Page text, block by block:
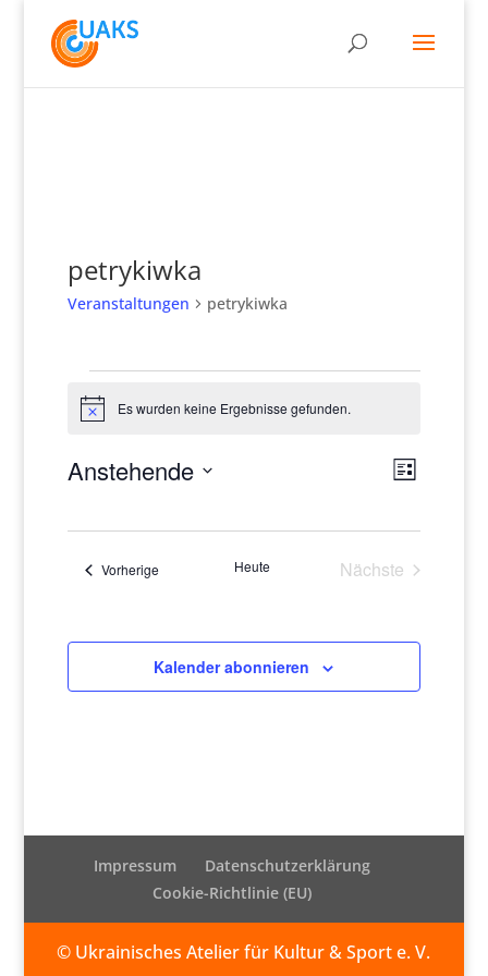
petrykiwka
Veranstaltungen petrykiwka
Veranstaltungen
HinweisEs wurden keine Ergebnisse gefunden.
Liste
Anstehende
wählen.
Vorherige Veranstaltungen
Heute
Nächste
Kalender abonnieren
Impressum
Datenschutzerklärung
Cookie-Richtlinie (EU)
© Ukrainisches Atelier für Kultur & Sport e. V.